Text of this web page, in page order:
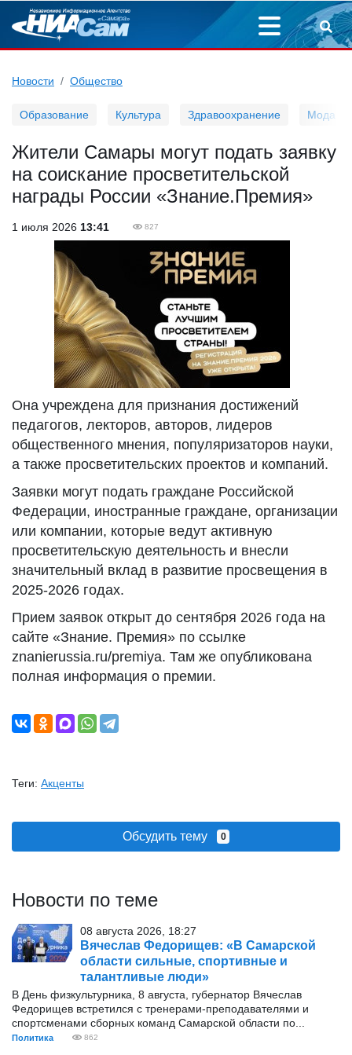
Новости Общество
Образование Культура Здравоохранение Мода
Жители Самары могут подать заявку
на соискание просветительской
награды России «Знание.Премия»
1 июля 2026 13:41 827
Она учреждена для признания достижений
педагогов, лекторов, авторов, лидеров
общественного мнения, популяризаторов науки,
а также просветительских проектов и компаний.
Заявки могут подать граждане Российской
Федерации, иностранные граждане, организации
или компании, которые ведут активную
просветительскую деятельность и внесли
значительный вклад в развитие просвещения в
2025-2026 годах.
Прием заявок открыт до сентября 2026 года на
сайте «Знание. Премия» по ссылке
znanierussia.ru/premiya. Там же опубликована
полная информация о премии.
Теги: Акценты
Обсудить тему 0
Новости по теме
08 августа 2026, 18:27
Вячеслав Федорищев: «В Самарской
области сильные, спортивные и
талантливые люди»
В День физкультурника, 8 августа, губернатор Вячеслав
Федорищев встретился с тренерами-преподавателями и
спортсменами сборных команд Самарской области по...
Политика 862